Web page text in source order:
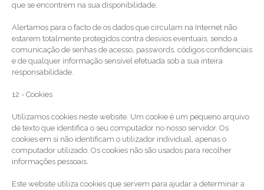
que se encontrem na sua disponibilidade.
Alertamos para o facto de os dados que circulam na Internet não
estarem totalmente protegidos contra desvios eventuais, sendo a
comunicação de senhas de acesso, passwords, códigos confidenciais
e de qualquer informação sensível efetuada sob a sua inteira
responsabilidade.
12 - Cookies
Utilizamos cookies neste website. Um cookie é um pequeno arquivo
de texto que identifica o seu computador no nosso servidor. Os
cookies em si não identificam o utilizador individual, apenas o
computador utilizado. Os cookies não são usados para recolher
informações pessoais.
Este website utiliza cookies que servem para ajudar a determinar a